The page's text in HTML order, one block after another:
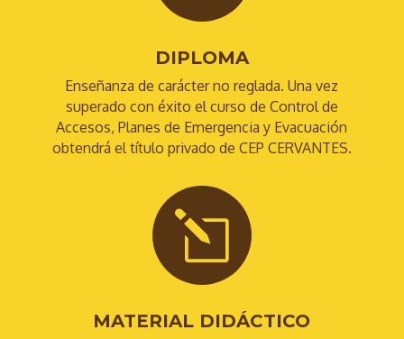
DIPLOMA
Enseñanza de carácter no reglada. Una vez
superado con éxito el curso de Control de
Accesos, Planes de Emergencia y Evacuación
obtendrá el título privado de CEP CERVANTES.
l
MATERIAL DIDÁCTICO